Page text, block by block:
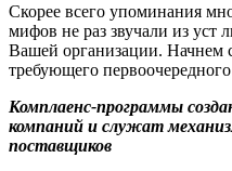
Скорее всего упоминания
мифов не раз звучали из
Вашей организации. Начнем
требующего
Комплаенс-программы
компаний и служат
поставщиков